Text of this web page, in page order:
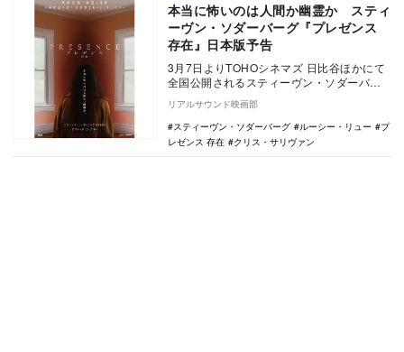
本当に怖いのは人間か幽霊か スティ
ーヴン・ソダーバーグ『プレゼンス
存在』日本版予告
3月7日よりTOHOシネマズ 日比谷ほかにて
全国公開されるスティーヴン・ソダーバー
グ監督作『プレゼンス 存在』の日本版予告
とポス…
リアルサウンド映画部
スティーヴン・ソダーバーグ
ルーシー・リュー
プ
レゼンス 存在
クリス・サリヴァン